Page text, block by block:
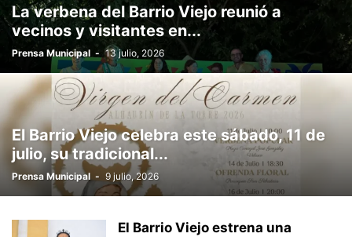
La verbena del Barrio Viejo reunió a
vecinos y visitantes en...
Prensa Municipal - 13 julio, 2026
El Barrio Viejo celebra este sábado, 11 de
julio, su tradicional...
Prensa Municipal - 9 julio, 2026
El Barrio Viejo estrena una